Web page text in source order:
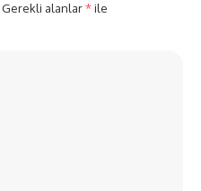
Gerekli alanlar*ile